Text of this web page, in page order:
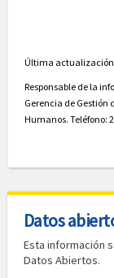
Última
Responsable de la
Gerencia de Gestión
Humanos. Teléfono:
Datos
Esta información
Datos Abiertos.